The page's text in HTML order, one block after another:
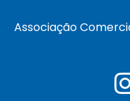
Associação